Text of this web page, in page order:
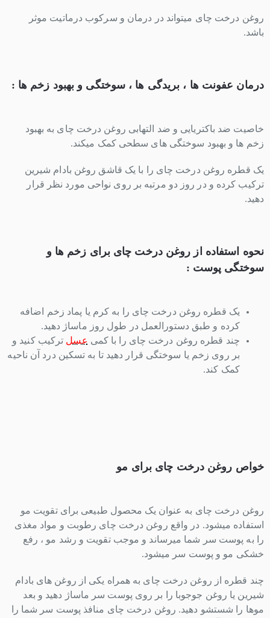
روغن درخت چای میتواند در درمان و سرکوب درماتیت موثر
باشد.
درمان عفونت ها ، بریدگی ها ، سوختگی و بهبود زخم ها :
خاصیت ضد باکتریایی و ضد التهابی روغن درخت چای به بهبود
زخم ها و بهبود سوختگی های سطحی کمک میکند.
یک قطره روغن درخت چای را با یک قاشق روغن بادام شیرین
ترکیب کرده و در روز دو مرتبه بر روی نواحی مورد نظر قرار
دهید.
نحوه استفاده از روغن درخت چای برای زخم ها و
سوختگی پوست :
یک قطره روغن درخت چای را به کرم یا پماد زخم اضافه
کرده و طبق دستورالعمل در طول روز ماساژ دهید.
چند قطره روغن درخت چای را با کمی عسل ترکیب کنید و
بر روی زخم یا سوختگی قرار دهید تا به تسکین درد آن ناحیه
کمک کند.
خواص روغن درخت چای برای مو
روغن درخت چای به عنوان یک محصول طبیعی برای تقویت مو
استفاده میشود. در واقع روغن درخت چای رطوبت و مواد مغذی
را به پوست سر شما میرساند و موجب تقویت و رشد مو ، رفع
خشکی مو و پوست سر میشود.
چند قطره از روغن درخت چای به همراه یکی از روغن های بادام
شیرین یا روغن جوجوبا را بر روی پوست سر ماساژ دهید و بعد
موها را شستشو دهید. روغن درخت چای منافذ پوست سر شما را